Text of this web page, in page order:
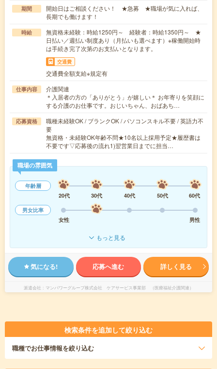
期間
開始日はご相談ください！ ★急募 ★職場が気に入れば、
長期でも働けます！
時給
無資格未経験：時給1250円～ 経験者：時給1350円～ ★
日払い／週払い制度あり（月払いも選べます）※稼働開始時
は手続き完了次第のお支払いとなります。
交通費
交通費全額支給※規定有
仕事内容
介護関連
＊入居者の方の「ありがとう」が嬉しい＊ お年寄りを笑顔に
する介護のお仕事です。おじいちゃん、おばあち…
応募資格
職種未経験OK / ブランクOK / パソコンスキル不要 / 英語力不
要
無資格・未経験OK年齢不問★10名以上採用予定★履歴書は
不要です▽応募後の流れ1)翌営業日までに担当…
職場の雰囲気
年齢層
20代
30代 40代 50代
60代
男女比率
女性
男性
もっと見る
気になる! 応募へ進む 詳しく見る
派遣会社 マンパワーグループ株式会社 ケアサービス事業部 （医療福祉介護関連）
検索条件を追加して絞り込む
職種でお仕事情報を絞り込む